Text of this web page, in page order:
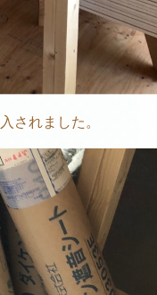
されました。